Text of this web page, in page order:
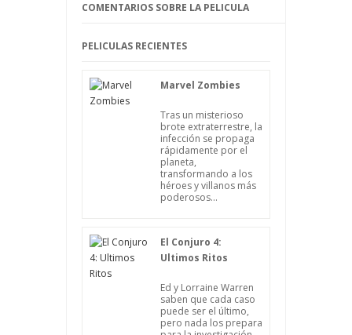
COMENTARIOS SOBRE LA PELICULA
PELICULAS RECIENTES
Marvel Zombies
Tras un misterioso
brote extraterrestre, la
infección se propaga
rápidamente por el
planeta,
transformando a los
héroes y villanos más
poderosos...
El Conjuro 4:
Ultimos Ritos
Ed y Lorraine Warren
saben que cada caso
puede ser el último,
pero nada los prepara